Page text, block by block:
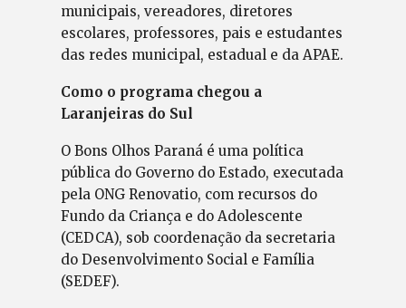
municipais, vereadores, diretores
escolares, professores, pais e estudantes
das redes municipal, estadual e da APAE.
Como o programa chegou a
Laranjeiras do Sul
O Bons Olhos Paraná é uma política
pública do Governo do Estado, executada
pela ONG Renovatio, com recursos do
Fundo da Criança e do Adolescente
(CEDCA), sob coordenação da secretaria
do Desenvolvimento Social e Família
(SEDEF).